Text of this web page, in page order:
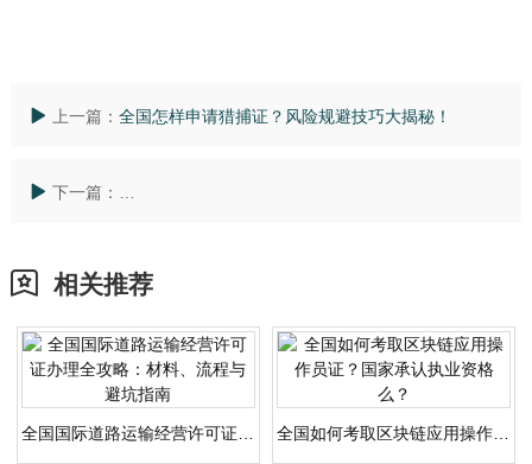
上一篇： 全国怎样申请猎捕证？风险规避技巧大揭秘！
下一篇：
相关推荐
全国如何考取区块链应用操作员证？国家承认执业资格么？